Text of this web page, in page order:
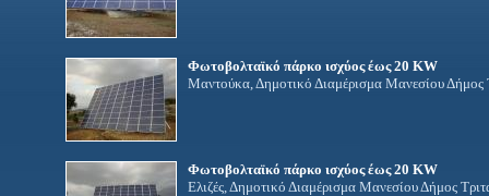
Φωτοβολταϊκό πάρκο ισχύος έως 20 KW
Μαντούκα, Δημοτικό Διαμέρισμα Μανεσίου Δήμος
Φωτοβολταϊκό πάρκο ισχύος έως 20 KW
Ελιζές, Δημοτικό Διαμέρισμα Μανεσίου Δήμος